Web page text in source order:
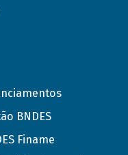
BNDES
Finame